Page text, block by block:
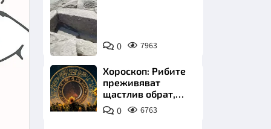
Снимка:
Bulgaria
ON
AIR
0 7963
Хороскоп: Рибите
преживяват
щастлив обрат,
Телецът започва
важна промяна
0 6763